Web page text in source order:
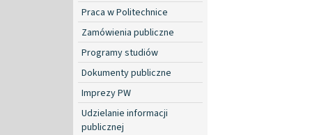
Praca w Politechnice
Zamówienia publiczne
Programy studiów
Dokumenty publiczne
Imprezy PW
Udzielanie informacji
publicznej